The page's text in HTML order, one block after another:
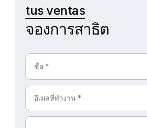
tus ventas
จองการสาธิต